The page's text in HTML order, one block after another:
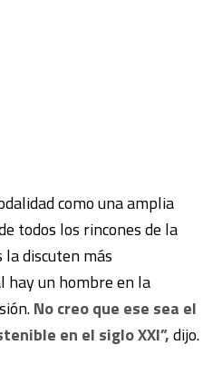
como una amplia
todos los rincones de la
la discuten más
hay un hombre en la
No creo que ese sea el
en el siglo XXI”,dijo.